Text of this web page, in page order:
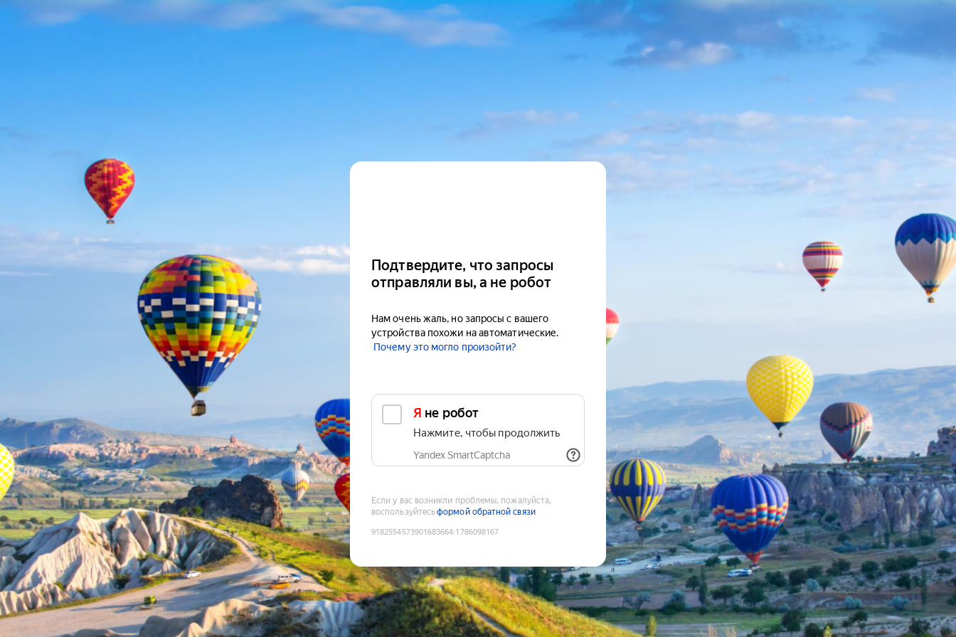
Подтвердите, что запросы
отправляли вы, а не робот
Нам очень жаль, но запросы с вашего
устройства похожи на автоматические.
Почему это могло произойти?
Я не робот
Нажмите, чтобы продолжить
Yandex SmartCaptcha
Если у вас возникли проблемы, пожалуйста,
воспользуйтесьформой обратной связи
9182554573901683664:1786098167